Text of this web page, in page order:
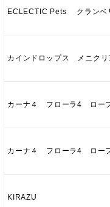
ECLECTIC Pets クランベ
カインドロップス メニクリ
カーナ４ フローラ4 ロー
カーナ４ フローラ4 ロー
KIRAZU